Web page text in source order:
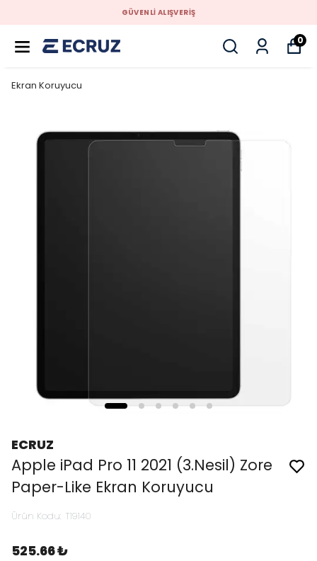
GÜVENLİ ALIŞVERİŞ
0
Ekran Koruyucu
ECRUZ
Apple iPad Pro 11 2021 (3.Nesil) Zore
Paper-Like Ekran Koruyucu
Ürün Kodu: T19140
525.66 ₺